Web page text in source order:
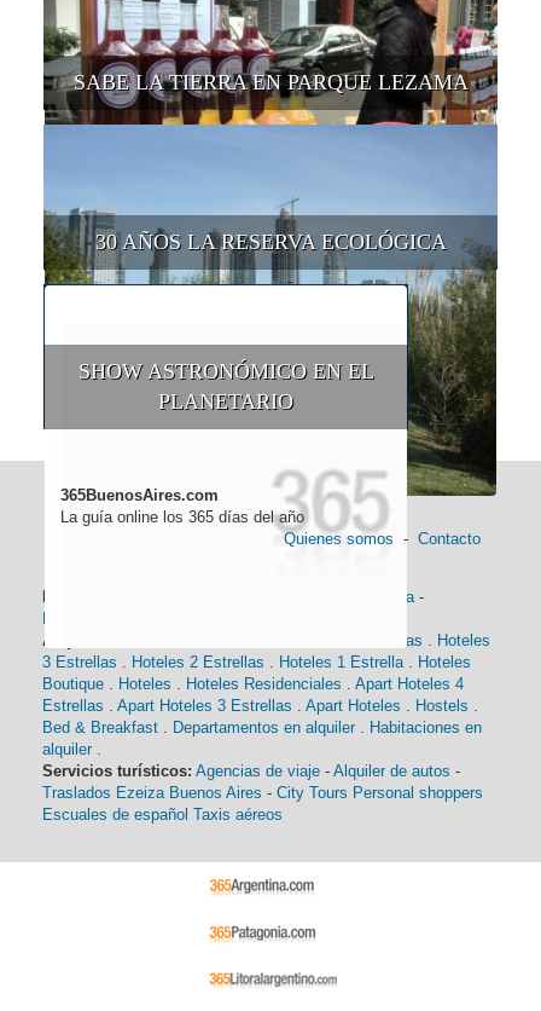
SABE LA TIERRA EN PARQUE LEZAMA
30 AÑOS LA RESERVA ECOLÓGICA
SHOW ASTRONÓMICO EN EL
PLANETARIO
365BuenosAires.com
La guía online los 365 días del año
Quienes somos - Contacto
Historia-
Alojamiento:
Hoteles 4 Estrellas . Hoteles
3 Estrellas . Hoteles 2 Estrellas . Hoteles 1 Estrella. Hoteles
Boutique . Hoteles . Hoteles Residenciales . Apart Hoteles 4
Estrellas . Apart Hoteles 3 Estrellas . Apart Hoteles . Hostels .
Bed & Breakfast . Departamentos en alquiler . Habitaciones en
alquiler .
Servicios turísticos: Agencias de viaje - Alquiler de autos -
Traslados Ezeiza Buenos Aires - City Tours Personal shoppers
Escuales de español Taxis aéreos